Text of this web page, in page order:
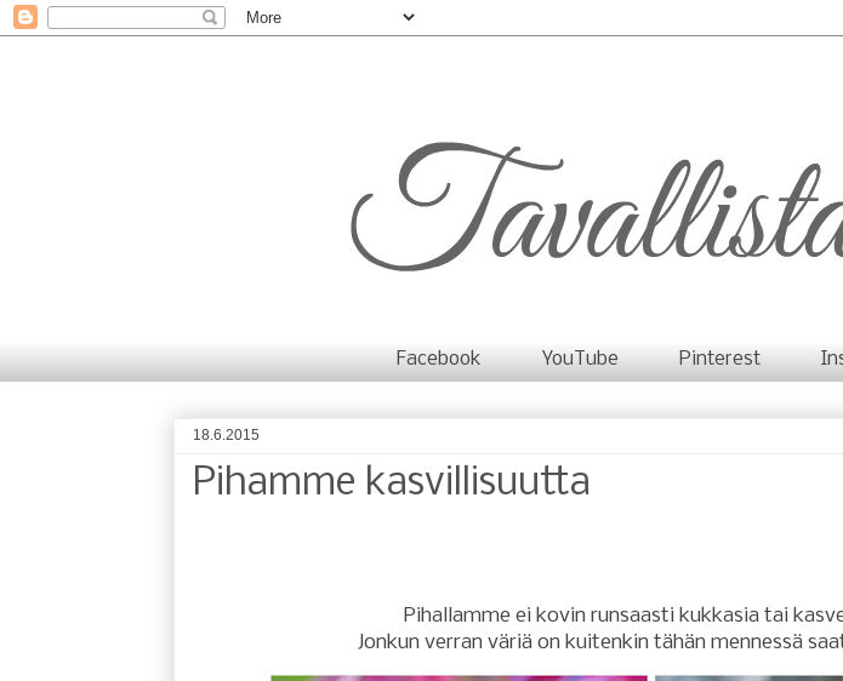
Facebook YouTube Pinterest
18.6.2015
Pihamme kasvillisuutta
Pihallamme ei kovin runsaasti kukkasia tai
Jonkun verran väriä on kuitenkin tähän mennessä